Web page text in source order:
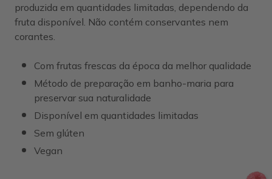
produzida em quantidades limitadas, dependendo da
fruta disponível. Não contém conservantes nem
corantes.
Com frutas frescas da época da melhor qualidade
Método de preparação em banho-maria para
preservar sua naturalidade
Disponível em quantidades limitadas
Sem glúten
Vegan